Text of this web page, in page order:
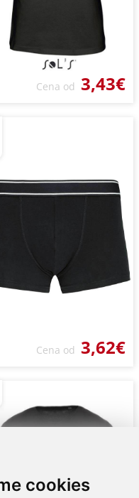
cookies
Cena od 3,43€
Cena od 3,62€